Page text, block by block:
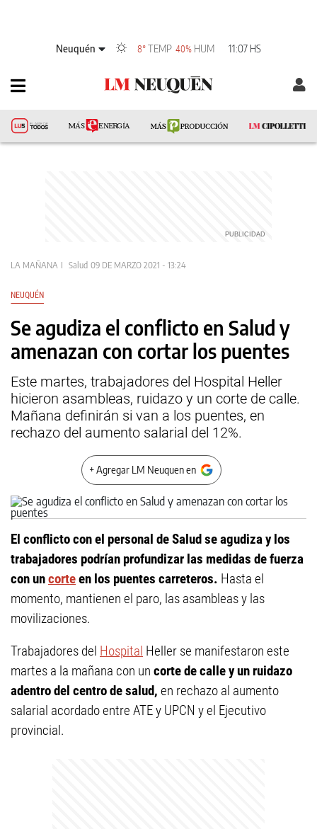
Neuquén 8°TEMP 40% HUM 11:07 HS
LA MAÑANA Salud 09 DE MARZO 2021 - 13:24
NEUQUÉN
Se agudiza el conflicto en Salud y
amenazan con cortar los puentes
Este martes, trabajadores del Hospital Heller
hicieron asambleas, ruidazo y un corte de calle.
Mañana definirán si van a los puentes, en
rechazo del aumento salarial del 12%.
+ Agregar LM Neuquen en
El conflicto con el personal de Salud se agudiza y los
trabajadores podrían profundizar las medidas de fuerza
con uncorteen los puentes carreteros. Hasta el
momento, mantienen el paro, las asambleas y las
movilizaciones.
Trabajadores del Hospital Heller se manifestaron este
martes a la mañana con un corte de calle y un ruidazo
adentro del centro de salud, en rechazo al aumento
salarial acordado entre ATE y UPCN y el Ejecutivo
provincial.